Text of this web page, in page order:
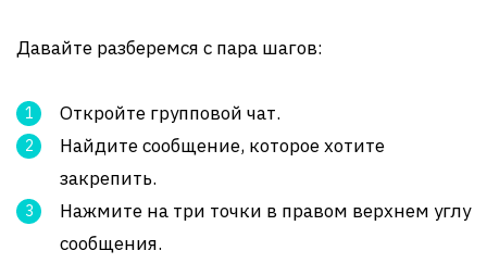
Давайте разберемся с пара шагов:
Откройте групповой чат.
Найдите сообщение, которое хотите
закрепить.
Нажмите на три точки в правом верхнем углу
сообщения.